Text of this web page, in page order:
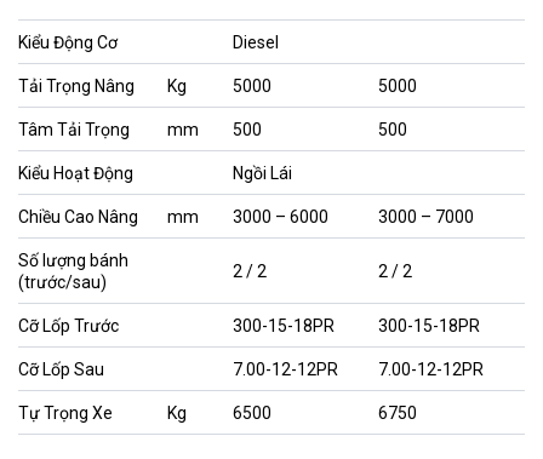
Kiểu Động Cơ Diesel
Tải Trọng Nâng Kg 5000 5000
Tâm Tải Trọng mm 500 500
Kiểu Hoạt Động Ngồi Lái
Chiều Cao Nâng mm 3000 – 6000 3000 – 7000
Số lượng bánh
(trước/sau)
2 / 2 2 / 2
Cỡ Lốp Trước 300-15-18PR 300-15-18PR
Cỡ Lốp Sau 7.00-12-12PR 7.00-12-12PR
Tự Trọng Xe Kg 6500 6750